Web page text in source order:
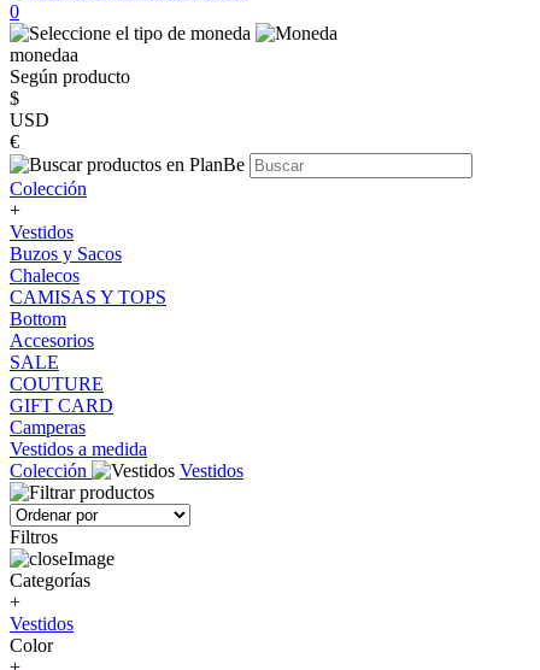
0
monedaa
Según producto
$
USD
€
Colección
+
Vestidos
Buzos y Sacos
Chalecos
CAMISAS Y TOPS
Bottom
Accesorios
SALE
COUTURE
GIFT CARD
Camperas
Vestidos a medida
Colección
Vestidos
Filtros
Categorías
+
Vestidos
Color